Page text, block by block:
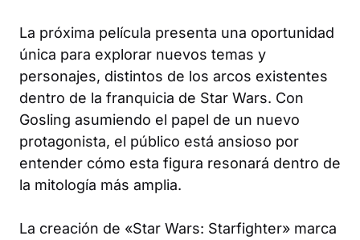
La próxima película presenta una oportunidad
única para explorar nuevos temas y
personajes, distintos de los arcos existentes
dentro de la franquicia de Star Wars. Con
Gosling asumiendo el papel de un nuevo
protagonista, el público está ansioso por
entender cómo esta figura resonará dentro de
la mitología más amplia.
La creación de «Star Wars: Starfighter» marca